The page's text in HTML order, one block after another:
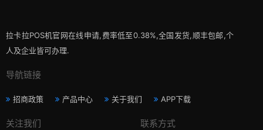
拉卡拉POS机官网在线申请,费率低至0.38%,全国发货,顺丰包邮,个
人及企业皆可办理.
导航链接
招商政策 产品中心 关于我们 APP下载
关注我们 联系方式